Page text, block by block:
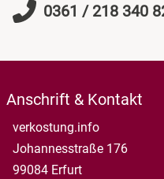
0361 / 218 340
Anschrift & Kontakt
verkostung.info
Johannesstraße 176
99084 Erfurt